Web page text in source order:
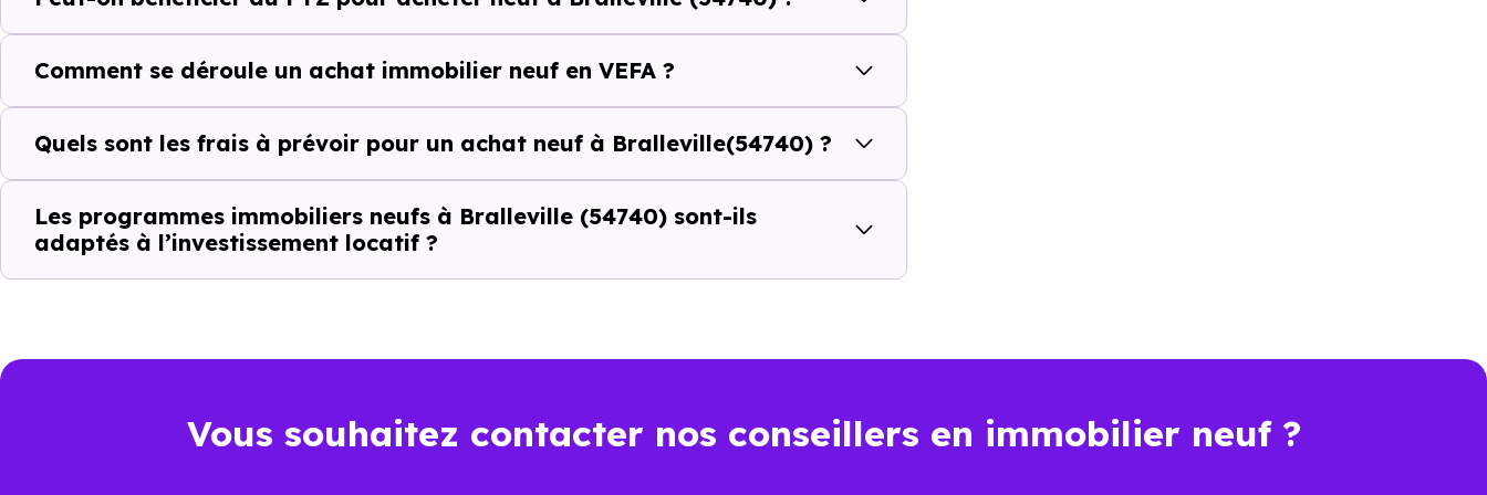
d'investissement ou d'achat de résidence principale..
Acheter dans le neuf ou dans l’ancien à Bralleville (54740) : comparer
au-delà du prix au m²
À première vue, leprix au m² d’un logement neuf à Bralleville (54740)
ancien. Pourtant, ce chiffre seul ne suffit pas à évaluer le vrai coût d’un achat immobilier. Pour comparer objectivement,
il faut regarder l’ensemble de l’opération : frais d’acquisition, financement, travaux, performance énergétique, sécurité
Comment se déroule un achat immobilier neuf en VEFA ?
Quels sont les frais à prévoir pour un achat neuf à Bralleville(54740) ?
Les programmes immobiliers neufs à Bralleville (54740) sont-ils
adaptés à l’investissement locatif ?
Vous souhaitez contacter nos conseillers en immobilier neuf ?